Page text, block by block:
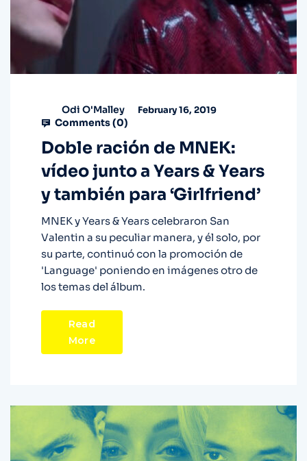
Odi O'Malley February 16, 2019
Comments (0)
Doble ración de MNEK:
vídeo junto a Years & Years
y también para ‘Girlfriend’
MNEK y Years & Years celebraron San
Valentin a su peculiar manera, y él solo, por
su parte, continuó con la promoción de
'Language' poniendo en imágenes otro de
los temas del álbum.
Read
More